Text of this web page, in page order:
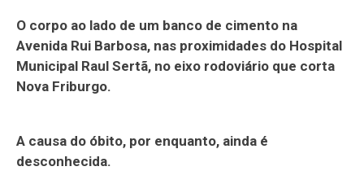
O corpo ao lado de um banco de cimento na
Avenida Rui Barbosa, nas proximidades do Hospital
Municipal Raul Sertã, no eixo rodoviário que corta
Nova Friburgo.
A causa do óbito, por enquanto, ainda é
desconhecida.